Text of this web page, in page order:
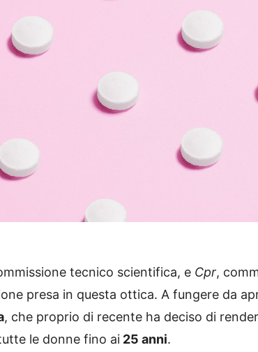
tecnico scientifica, e Cpr,
presa in questa ottica. A fungere da
, che proprio di recente ha deciso di
le donne fino ai 25 anni.